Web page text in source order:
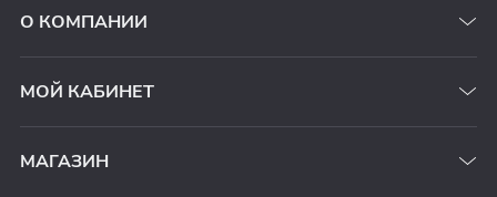
О КОМПАНИИ
МОЙ КАБИНЕТ
МАГАЗИН